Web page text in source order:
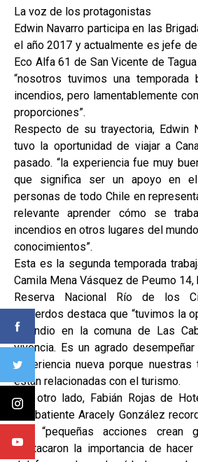
La voz de los protagonistas
Edwin Navarro participa en las
el año 2017 y actualmente es jefe
Eco Alfa 61 de San Vicente de
“nosotros tuvimos una temporada
incendios, pero lamentablemente
proporciones”.
Respecto de su trayectoria, Edwin
tuvo la oportunidad de viajar a
pasado. “la experiencia fue muy
que significa ser un apoyo en el
personas de todo Chile en
relevante aprender cómo se
incendios en otros lugares del
conocimientos”.
Esta es la segunda temporada
Camila Mena Vásquez de Peumo 14,
Reserva Nacional Río de los
recuerdos destaca que “tuvimos la
incendio en la comuna de Las
vivencia. Es un agrado
experiencia nueva porque nuestras
están relacionadas con el turismo.
Por otro lado, Fabián Rojas de
combatiente Aracely González
que “pequeñas acciones crean
destacaron la importancia de